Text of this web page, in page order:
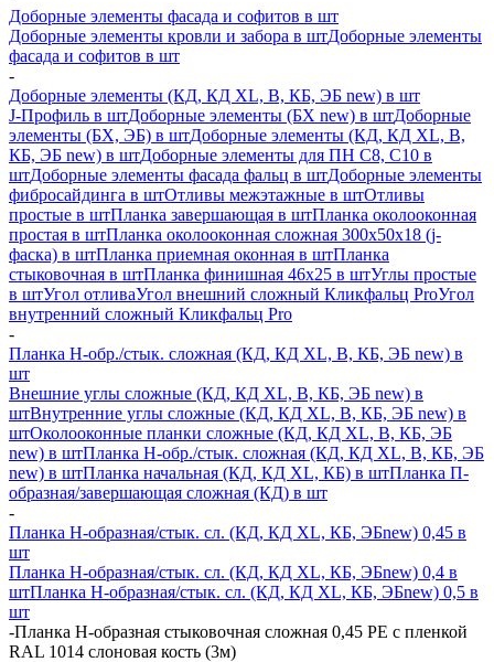
Доборные элементы фасада и софитов в шт
Доборные элементы кровли и забора в штДоборные элементы
фасада и софитов в шт
-
Доборные элементы (КД, КД XL, В, КБ, ЭБ new) в шт
J-Профиль в штДоборные элементы (БХ new) в штДоборные
элементы (БХ, ЭБ) в штДоборные элементы (КД, КД XL, В,
КБ, ЭБ new) в штДоборные элементы для ПН С8, С10 в
штДоборные элементы фасада фальц в штДоборные элементы
фибросайдинга в штОтливы межэтажные в штОтливы
простые в штПланка завершающая в штПланка околооконная
простая в штПланка околооконная сложная 300х50х18 (j-
фаска) в штПланка приемная оконная в штПланка
стыковочная в штПланка финишная 46х25 в штУглы простые
в штУгол отливаУгол внешний сложный Кликфальц ProУгол
внутренний сложный Кликфальц Pro
-
Планка H-обр./стык. сложная (КД, КД XL, В, КБ, ЭБ new) в
шт
Внешние углы сложные (КД, КД XL, В, КБ, ЭБ new) в
штВнутренние углы сложные (КД, КД XL, В, КБ, ЭБ new) в
штОколооконные планки сложные (КД, КД XL, В, КБ, ЭБ
new) в штПланка H-обр./стык. сложная (КД, КД XL, В, КБ, ЭБ
new) в штПланка начальная (КД, КД XL, КБ) в штПланка П-
образная/завершающая сложная (КД) в шт
-
Планка H-образная/стык. сл. (КД, КД XL, КБ, ЭБnew) 0,45 в
шт
Планка H-образная/стык. сл. (КД, КД XL, КБ, ЭБnew) 0,4 в
штПланка H-образная/стык. сл. (КД, КД XL, КБ, ЭБnew) 0,5 в
шт
-Планка Н-образная стыковочная сложная 0,45 PE с пленкой
RAL 1014 слоновая кость (3м)